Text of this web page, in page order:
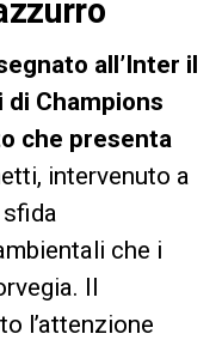
all’Inter il
Champions
che presenta
intervenuto a
che i
Il
l’attenzione